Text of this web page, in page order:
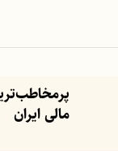
مالی ایران